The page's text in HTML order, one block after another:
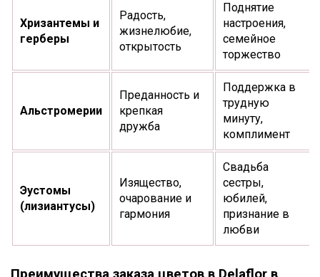
Хризантемы и
герберы
Радость,
жизнелюбие,
открытость
Поднятие
настроения,
семейное
торжество
Альстромерии
Преданность и
крепкая
дружба
Поддержка в
трудную
минуту,
комплимент
Эустомы
(лизиантусы)
Изящество,
очарование и
гармония
Свадьба
сестры,
юбилей,
признание в
любви